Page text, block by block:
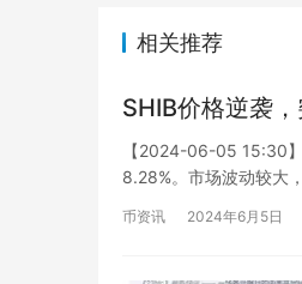
相关推荐
SHIB价格逆袭
【2024-06-05 15:30
8.28%。市场波动较大
币资讯 2024年6月5日